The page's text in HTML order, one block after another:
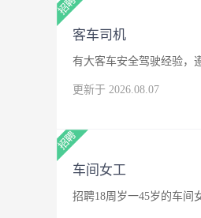
客车司机
有大客车安全驾驶经验，
更新于 2026.08.07
车间女工
招聘18周岁一45岁的车间